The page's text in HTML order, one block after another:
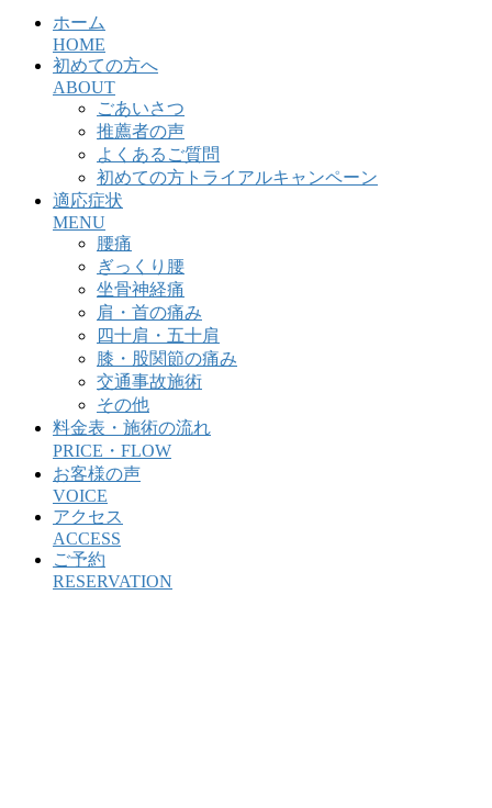
ホーム
HOME
初めての方へ
ABOUT
ごあいさつ
推薦者の声
よくあるご質問
初めての方トライアルキャンペーン
適応症状
MENU
腰痛
ぎっくり腰
坐骨神経痛
肩・首の痛み
四十肩・五十肩
膝・股関節の痛み
交通事故施術
その他
料金表・施術の流れ
PRICE・FLOW
お客様の声
VOICE
アクセス
ACCESS
ご予約
RESERVATION